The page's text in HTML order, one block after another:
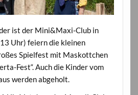
ist der Mini&Maxi-Club in
Uhr) feiern die kleinen
Spielfest mit Maskottchen
Fest“. Auch die Kinder vom
werden abgeholt.